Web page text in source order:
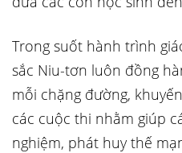
Trong suốt hành trình
sắc Niu-tơn luôn đồng
mỗi chặng đường,
các cuộc thi nhằm giúp
nghiệm, phát huy thế